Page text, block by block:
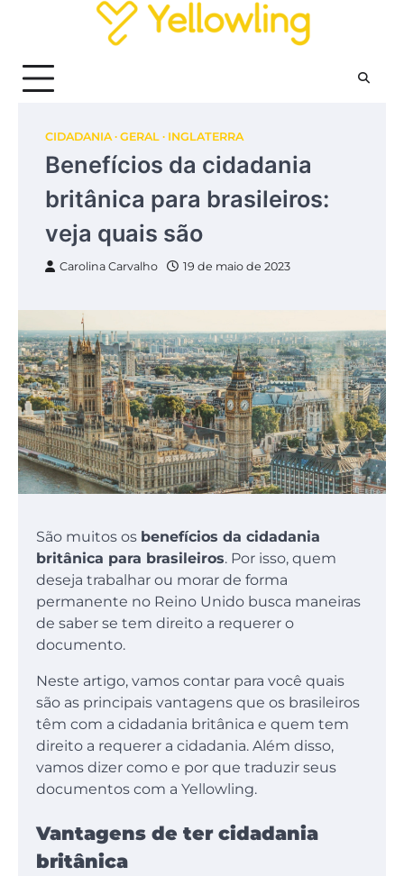
CIDADANIA GERAL INGLATERRA
Benefícios da cidadania
britânica para brasileiros:
veja quais são
Carolina Carvalho 19 de maio de 2023
São muitos os benefícios da cidadania
britânica para brasileiros. Por isso, quem
deseja trabalhar ou morar de forma
permanente no Reino Unido busca maneiras
de saber se tem direito a requerer o
documento.
Neste artigo, vamos contar para você quais
são as principais vantagens que os brasileiros
têm com a cidadania britânica e quem tem
direito a requerer a cidadania. Além disso,
vamos dizer como e por que traduzir seus
documentos com a Yellowling.
Vantagens de ter cidadania
britânica